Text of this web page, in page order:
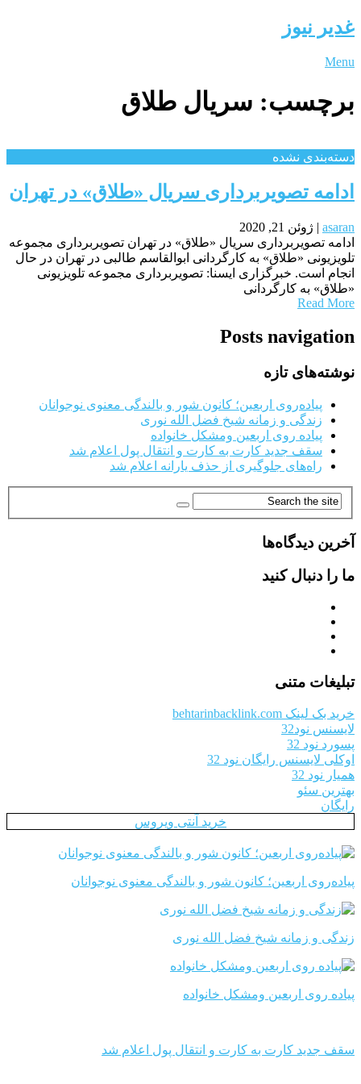
غدیر نیوز
Menu
برچسب: سریال طلاق
دسته‌بندی نشده
ادامه تصویربرداری سریال «طلاق» در تهران
asaran
| ژوئن 21, 2020
ادامه تصویربرداری سریال «طلاق» در تهران تصویربرداری مجموعه
تلویزیونی «طلاق» به کارگردانی ابوالقاسم طالبی در تهران در حال
انجام است. خبرگزاری ایسنا: تصویربرداری مجموعه تلویزیونی
«طلاق» به کارگردانی
Read More
Posts navigation
نوشته‌های تازه
پیاده‌روی اربعین؛ کانون شور و بالندگی معنوی نوجوانان
زندگی و زمانه شیخ فضل الله نوری
پیاده روی اربعین ومشکل خانواده
سقف جدید کارت به کارت و انتقال پول اعلام شد
راه‌های جلوگیری از حذف یارانه اعلام شد
آخرین دیدگاه‌ها
ما را دنبال کنید
تبلیغات متنی
خرید بک لینک behtarinbacklink.com
لایسنس نود32
پسورد نود 32
اوکلی لایسنس رایگان نود 32
همیار نود 32
بهترین سئو
رایگان
خرید آنتی ویروس
پیاده‌روی اربعین؛ کانون شور و بالندگی معنوی نوجوانان
زندگی و زمانه شیخ فضل الله نوری
پیاده روی اربعین ومشکل خانواده
سقف جدید کارت به کارت و انتقال پول اعلام شد